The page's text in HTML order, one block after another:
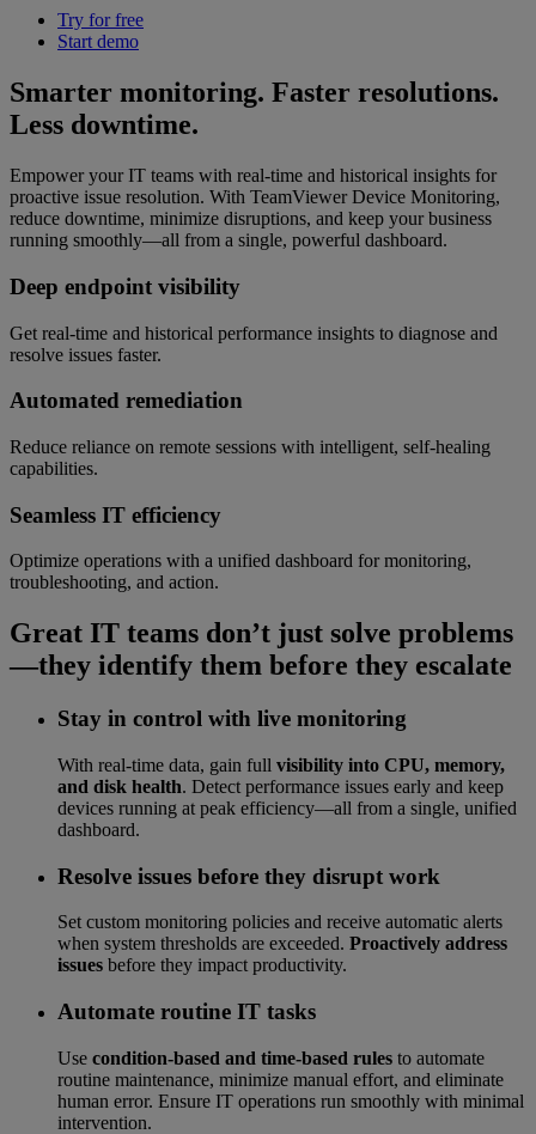
Try for free
Start demo
Smarter monitoring. Faster resolutions.
Less downtime.
Empower your IT teams with real-time and historical insights for
proactive issue resolution. With TeamViewer Device Monitoring,
reduce downtime, minimize disruptions, and keep your business
running smoothly—all from a single, powerful dashboard.
Deep endpoint visibility
Get real-time and historical performance insights to diagnose and
resolve issues faster.
Automated remediation
Reduce reliance on remote sessions with intelligent, self-healing
capabilities.
Seamless IT efficiency
Optimize operations with a unified dashboard for monitoring,
troubleshooting, and action.
Great IT teams don’t just solve problems
—they identify them before they escalate
Stay in control with live monitoring
With real-time data, gain full visibility into CPU, memory,
and disk health. Detect performance issues early and keep
devices running at peak efficiency—all from a single, unified
dashboard.
Resolve issues before they disrupt work
Set custom monitoring policies and receive automatic alerts
when system thresholds are exceeded. Proactively address
issues before they impact productivity.
Automate routine IT tasks
Use condition-based and time-based rules to automate
routine maintenance, minimize manual effort, and eliminate
human error. Ensure IT operations run smoothly with minimal
intervention.